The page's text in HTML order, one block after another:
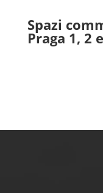
Spazi
Praga 1, 2